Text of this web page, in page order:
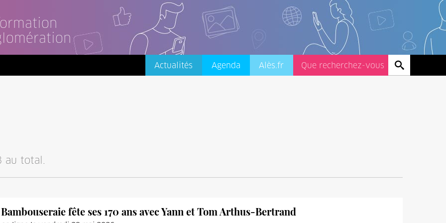
Actualités Agenda Alès.fr
au total.
fête ses 170 ans avec Yann et Tom Arthus-Bertrand